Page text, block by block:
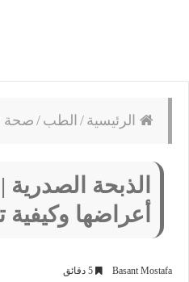
الرئيسية / الطب / صحة
الذبحة
أعراضها
Basant Mostafa